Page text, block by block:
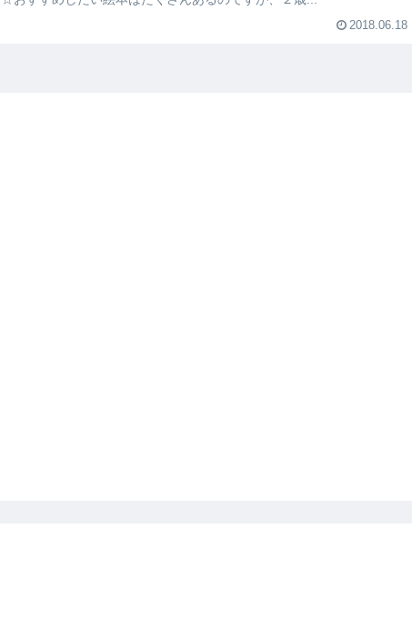
2018.06.18